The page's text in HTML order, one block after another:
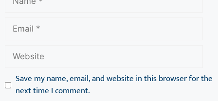
Save my name, email, and website in this browser for the
next time I comment.